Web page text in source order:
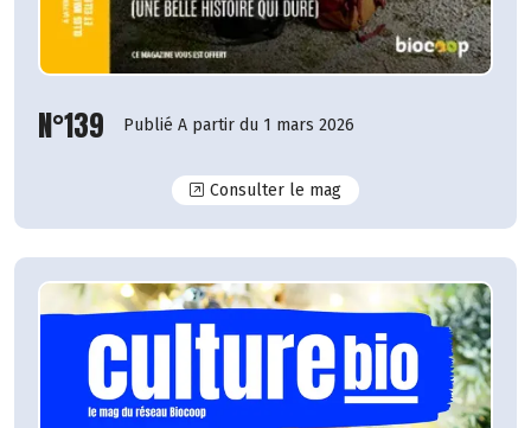
N°139 Publié A partir du 1 mars 2026
Consulter le magN°139